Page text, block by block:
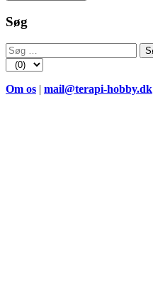
Søg
Søg
efter:
Om os | mail@terapi-hobby.dk